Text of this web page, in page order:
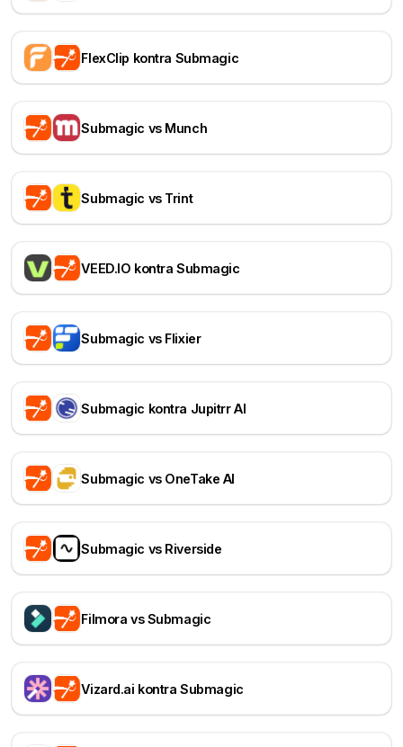
FlexClip kontra Submagic
Submagic vs Munch
Submagic vs Trint
VEED.IO kontra Submagic
Submagic vs Flixier
Submagic kontra Jupitrr AI
Submagic vs OneTake AI
Submagic vs Riverside
Filmora vs Submagic
Vizard.ai kontra Submagic